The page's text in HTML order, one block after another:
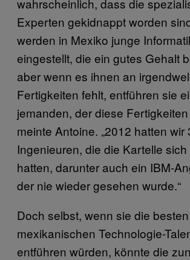
Experten gekidnappt worden
werden in Mexiko junge
eingestellt, die ein gutes Gehalt
aber wenn es ihnen an
Fertigkeiten fehlt, entführen sie
jemanden, der diese Fertigkeiten
meinte Antoine. „2012 hatten wir
Ingenieuren, die die Kartelle
hatten, darunter auch ein IBM-
der nie wieder gesehen wurde.“
Doch selbst, wenn sie die besten
mexikanischen Technologie-
entführen würden, könnte die